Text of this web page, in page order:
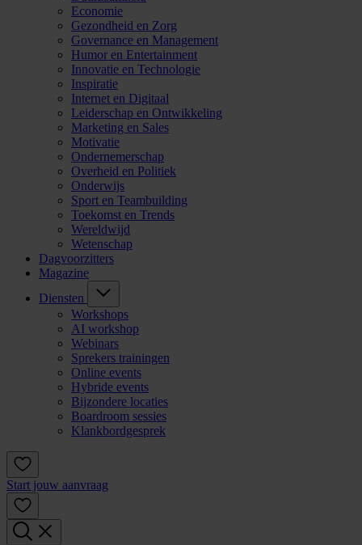
Economie
Gezondheid en Zorg
Governance en Management
Humor en Entertainment
Innovatie en Technologie
Inspiratie
Internet en Digitaal
Leiderschap en Ontwikkeling
Marketing en Sales
Motivatie
Ondernemerschap
Overheid en Politiek
Onderwijs
Sport en Teambuilding
Toekomst en Trends
Wereldwijd
Wetenschap
Dagvoorzitters
Magazine
Diensten
Workshops
AI workshop
Webinars
Sprekers trainingen
Online events
Hybride events
Bijzondere locaties
Boardroom sessies
Klankbordgesprek
Start jouw aanvraag